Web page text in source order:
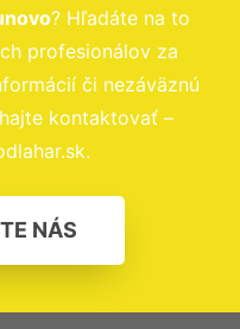
? Hľadáte na to
profesionálov za
či nezáväznú
kontaktovať –
NÁS